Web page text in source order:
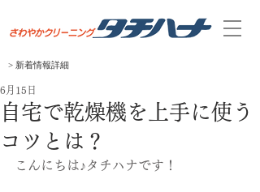
> 新着​情報​詳細
自宅で乾燥機を上手に使う
コツとは？
6月15日
こんにちは♪タチハナです！